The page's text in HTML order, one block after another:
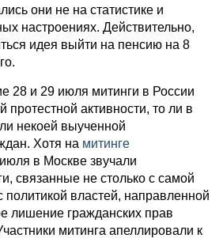
они не на статистике и
настроениях. Действительно,
идея выйти на пенсию на 8
28 и 29 июля митинги в России
протестной активности, то ли в
некоей выученной
Хотя на митинге
в Москве звучали
связанные не столько с самой
политикой властей, направленной
лишение гражданских прав
митинга апеллировали к